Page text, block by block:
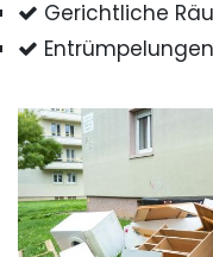
Gerichtliche